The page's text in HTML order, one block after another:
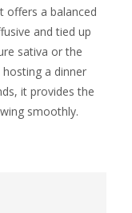
offers a balanced
and tied up
sativa or the
hosting a dinner
it provides the
smoothly.